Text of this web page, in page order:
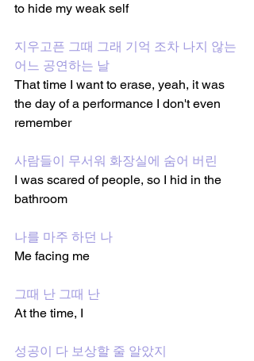
to hide my weak self
지우고픈 그때 그래 기억 조차 나지 않는
어느 공연하는 날
That time I want to erase, yeah, it was
the day of a performance I don't even
remember
사람들이 무서워 화장실에 숨어 버린
I was scared of people, so I hid in the
bathroom
나를 마주 하던 나
Me facing me
그때 난 그때 난
At the time, I
성공이 다 보상할 줄 알았지